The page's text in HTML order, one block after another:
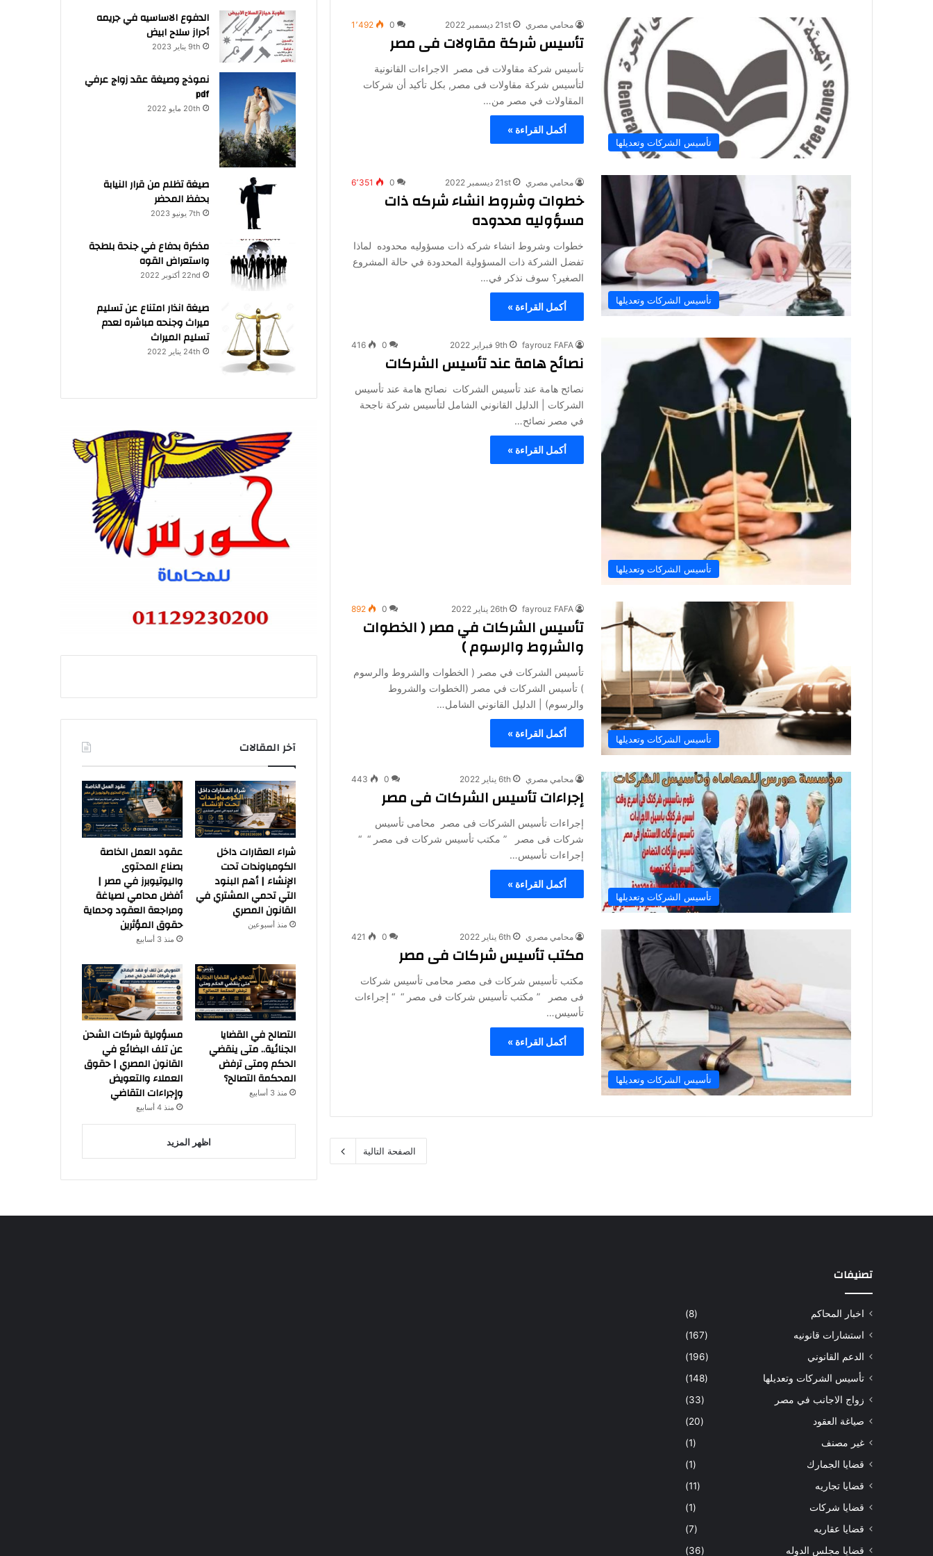
تأسيس الشركات وتعديلها
محامي مصري 21st ديسمبر 2022 0 1٬492
تأسيس شركة مقاولات فى مصر
تأسيس شركة مقاولات فى مصر الاجراءات القانونية
لتأسيس شركة مقاولات فى مصر, بكل تأكيد أن شركات
المقاولات في مصر من…
أكمل القراءة »
تأسيس الشركات وتعديلها
محامي مصري 21st ديسمبر 2022 0 6٬351
خطوات وشروط انشاء شركه ذات
مسؤوليه محدوده
خطوات وشروط انشاء شركه ذات مسؤوليه محدوده لماذا
تفضل الشركة ذات المسؤولية المحدودة في حالة المشروع
الصغير؟ سوف نذكر في…
أكمل القراءة »
تأسيس الشركات وتعديلها
fayrouz FAFA 9th فبراير 2022 0
416
نصائح هامة عند تأسيس الشركات
نصائح هامة عند تأسيس الشركات نصائح هامة عند تأسيس
الشركات | الدليل القانوني الشامل لتأسيس شركة ناجحة
في مصر نصائح…
أكمل القراءة »
تأسيس الشركات وتعديلها
fayrouz FAFA 26th يناير 2022 0
892
تأسيس الشركات في مصر ( الخطوات
والشروط والرسوم )
تأسيس الشركات في مصر ( الخطوات والشروط والرسوم
) تأسيس الشركات في مصر (الخطوات والشروط
والرسوم) | الدليل القانوني الشامل…
أكمل القراءة »
تأسيس الشركات وتعديلها
محامي مصري 6th يناير 2022 0
443
إجراءات تأسيس الشركات فى مصر
إجراءات تأسيس الشركات فى مصر محامى تأسيس
شركات فى مصر ” مكتب تأسيس شركات فى مصر “ “
إجراءات تأسيس…
أكمل القراءة »
تأسيس الشركات وتعديلها
محامي مصري 6th يناير 2022 0
421
مكتب تأسيس شركات فى مصر
مكتب تأسيس شركات فى مصر محامى تأسيس شركات
فى مصر ” مكتب تأسيس شركات فى مصر “ “ إجراءات
تأسيس…
أكمل القراءة »
الصفحة التالية
الدفوع الاساسيه في جريمه
أحراز سلاح ابيض
9th يناير 2023
نموذج وصيغة عقد زواج عرفي
pdf
20th مايو 2022
صيغة تظلم من قرار النيابة
بحفظ المحضر
7th يونيو 2023
مذكرة بدفاع في جنحة بلطجة
واستعراض القوه
22nd أكتوبر 2022
صيغة انذار امتناع عن تسليم
ميراث وجنحه مباشره لعدم
تسليم الميراث
24th يناير 2022
آخر المقالات
شراء العقارات داخل
الكومباوندات تحت
الإنشاء | أهم البنود
التي تحمي المشتري في
القانون المصري
منذ أسبوعين
عقود العمل الخاصة
بصناع المحتوى
واليوتيوبرز في مصر |
أفضل محامي لصياغة
ومراجعة العقود وحماية
حقوق المؤثرين
منذ 3 أسابيع
التصالح في القضايا
الجنائية.. متى ينقضي
الحكم ومتى ترفض
المحكمة التصالح؟
منذ 3 أسابيع
مسؤولية شركات الشحن
عن تلف البضائع في
القانون المصري | حقوق
العملاء والتعويض
وإجراءات التقاضي
منذ 4 أسابيع
اظهر المزيد
تصنيفات
اخبار المحاكم
(8)
استشارات قانونيه
(167)
الدعم القانوني
(196)
تأسيس الشركات وتعديلها
(148)
زواج الاجانب في مصر
(33)
صياغة العقود
(20)
غير مصنف
(1)
قضايا الجمارك
(1)
قضايا تجاريه
(11)
قضايا شركات
(1)
قضايا عقاريه
(7)
قضايا مجلس الدوله
(36)